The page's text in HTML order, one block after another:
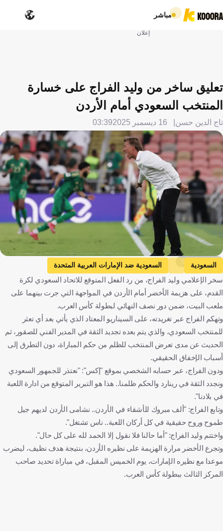
مباشر
إعلان
تعليق ساخر من وليد الفراج على خسارة
المنتخب السعودي أمام الأردن
تاج الدين حسن 16 ديسمبر 2025 03:39
Getty Images
السعودية
السعودية ضد الإمارات العربية المتحدة
الإمارات العربية المتحدة
كأس العرب
هيرفي رينارد
المملكة العربية السعودية
الإمارات العربية المتحدة
فرنسا
سخر الإعلامي وليد الفراج، من رد الفعل المتوقع للاتحاد السعودي لكرة
القدم، على هزيمة الأخضر أمام الأردن في المواجهة التي جرت بينهما على
ملعب البيت، ضمن دور نصف النهائي لبطولة كأس العرب.
وتهكم الفراج عبر تغريدته، على السيناريو المعتاد الذي يأتي بعد أي تعثر
للمنتخب السعودي، والذي يتم بعده تجديد الثقة في المدير الفني للصقور، ثم
الحديث عن مدى تعرض المنتخب للظلم من حكم المباراة، دون التطرق إلى
أسباب الإخفاق الحقيقي.
ودون الفراج، عبر حسابه الشخصي بموقع "إكس": "نعتذر للجمهور السعودي
ونجدد الثقة في رينارد والحكم ظلمنا.. هذا هو التبرير المتوقع من ادارة اللعبة
في بلادنا".
وتابع الفراج: "ألف مبروك للأشقاء في الأردن.. نشامى الأردن لديهم جيل
طموح وروح حقيقية في كل أركان اللعبة.. ناس تشتغل".
واختتم وليد الفراج: "أما حالنا فلا نقول إلا الحمد لله على كل حال".
وتجرع الأخضر مرارة الهزيمة على نظيره الأردن، بنتيجة هدف نظيف، ليضرب
موعدا مع نظيره الإمارات، يوم الخميس المقبل، في مباراة تحديد صاحب
المركز الثالث ببطولة كأس العرب.